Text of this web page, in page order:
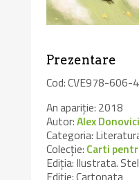
Prezentare
Cod: CVE978-
An apariție: 2018
Autor:Alex Donovici
Categoria:
Colecție: Carti
Ediția: Ilustrata.
Ediție: Cartonata